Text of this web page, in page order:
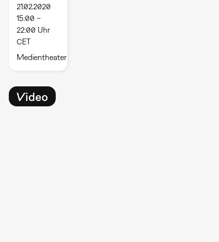
21.02.2020
15:00 –
22:00 Uhr
CET
Medientheater
Video